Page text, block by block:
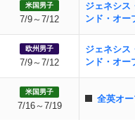
米国男子
7/9～7/12
ジェネシス
ンド・オー
欧州男子
7/9～7/12
ジェネシス
ンド・オー
米国男子
7/16～7/19
全英オ